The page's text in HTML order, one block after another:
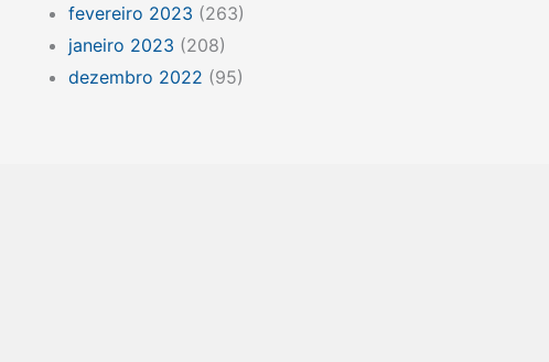
fevereiro 2023 (263)
janeiro 2023 (208)
dezembro 2022 (95)